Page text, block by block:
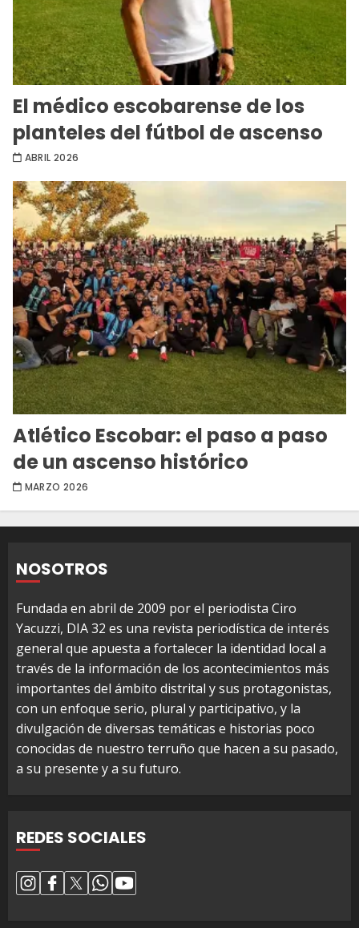
El médico escobarense de los
planteles del fútbol de ascenso
ABRIL 2026
Atlético Escobar: el paso a paso
de un ascenso histórico
MARZO 2026
NOSOTROS
Fundada en abril de 2009 por el periodista Ciro
Yacuzzi, DIA 32 es una revista periodística de interés
general que apuesta a fortalecer la identidad local a
través de la información de los acontecimientos más
importantes del ámbito distrital y sus protagonistas,
con un enfoque serio, plural y participativo, y la
divulgación de diversas temáticas e historias poco
conocidas de nuestro terruño que hacen a su pasado,
a su presente y a su futuro.
REDES SOCIALES